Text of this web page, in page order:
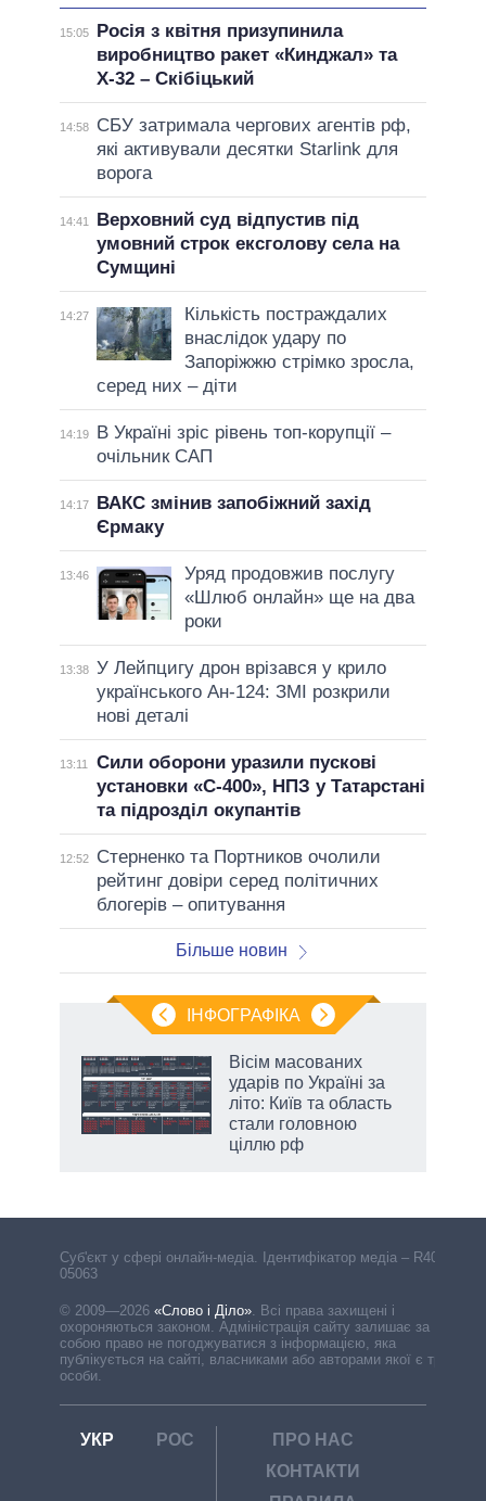
15:05
Росія з квітня призупинила
виробництво ракет «Кинджал» та
Х-32 – Скібіцький
14:58
СБУ затримала чергових агентів рф,
які активували десятки Starlink для
ворога
14:41
Верховний суд відпустив під
умовний строк ексголову села на
Сумщині
14:27
Кількість постраждалих
внаслідок удару по
Запоріжжю стрімко зросла,
серед них – діти
14:19
В Україні зріс рівень топ-корупції –
очільник САП
14:17
ВАКС змінив запобіжний захід
Єрмаку
13:46
Уряд продовжив послугу
«Шлюб онлайн» ще на два
роки
13:38 У Лейпцигу дрон врізався у крило
українського Ан-124: ЗМІ розкрили
нові деталі
13:11
Сили оборони уразили пускові
установки «С-400», НПЗ у Татарстані
та підрозділ окупантів
12:52
Стерненко та Портников очолили
рейтинг довіри серед політичних
блогерів – опитування
Більше новин
ІНФОГРАФІКА
Вісім масованих
ударів по Україні за
літо: Київ та область
стали головною
ціллю рф
Cуб'єкт у сфері онлайн-медіа. Ідентифікатор медіа – R40-
05063
© 2009—2026 «Слово і Діло»
Всі права захищені і
охороняються законом. Адміністрація сайту залишає за
собою право не погоджуватися з інформацією, яка
публікується на сайті, власниками або авторами якої є треті
особи.
УКР РОС
ПРО НАС
КОНТАКТИ